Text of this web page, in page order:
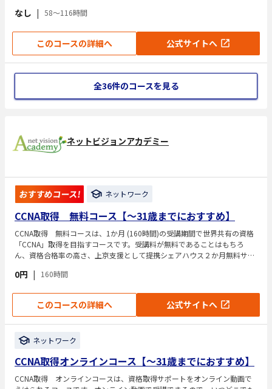
なし | 58～116時間
このコースの詳細へ 公式サイトへ
全36件のコースを見る
ネットビジョンアカデミー
おすすめコース! ネットワーク
CCNA取得 無料コース【〜31歳までにおすすめ】
CCNA取得 無料コースは、1か月 (160時間)の受講期間で世界共有の資格
「CCNA」取得を目指すコースです。受講料が無料であることはもちろ
ん、資格合格率の高さ、上京支援として提携シェアハウス２か月無料サポ
0円 | 160時間
このコースの詳細へ 公式サイトへ
ネットワーク
CCNA取得オンラインコース【〜31歳までにおすすめ】
CCNA取得 オンラインコースは、資格取得サポートをオンライン動画で